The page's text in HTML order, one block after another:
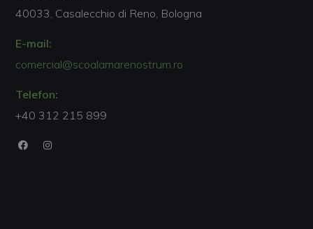
40033, Casalecchio di Reno, Bologna
E-mail:
comercial@scoalamarenostrum.ro
Telefon:
+40 312 215 899